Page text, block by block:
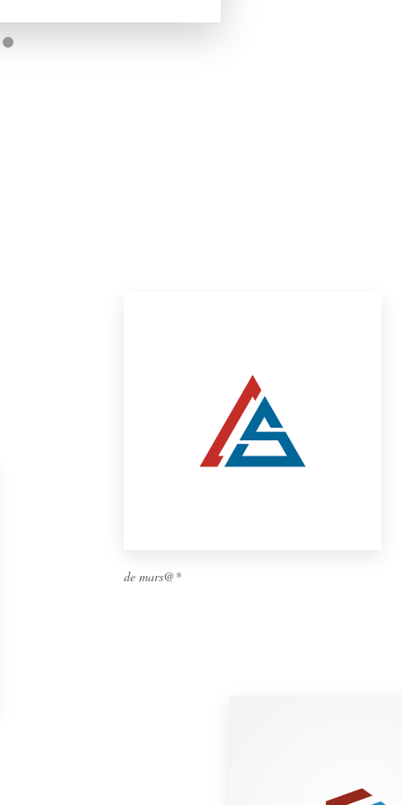
de mars@*